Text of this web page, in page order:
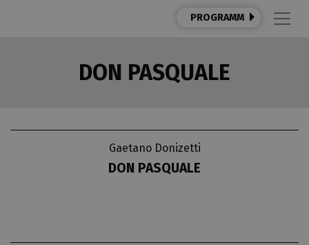
PROGRAMM
DON PASQUALE
Gaetano Donizetti
DON PASQUALE